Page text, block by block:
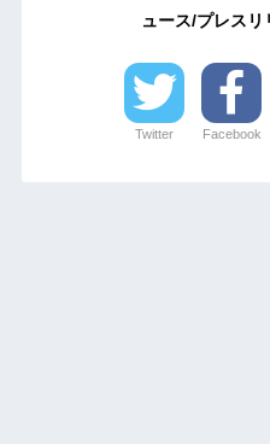
ュース/プレスリ
Twitter Facebook